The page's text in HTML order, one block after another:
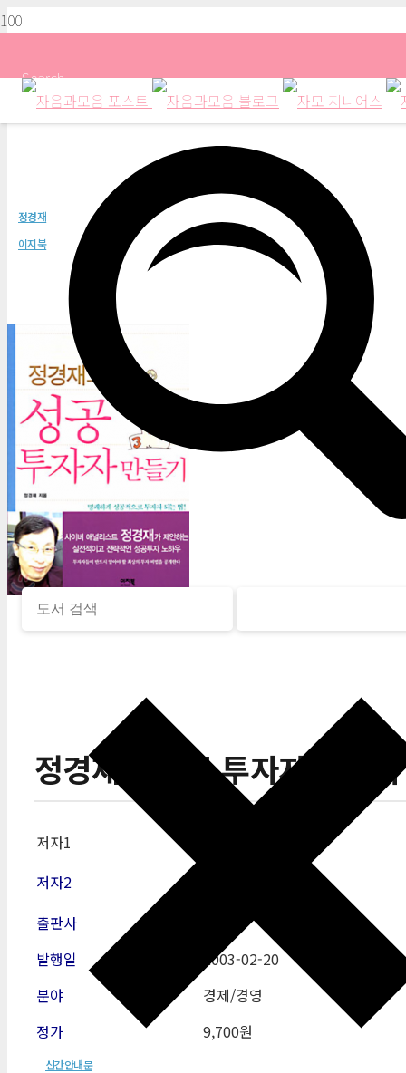
Search
정경재의 성공 투자자 만들기
정경재
이지북
정경재의 성공 투자자 만들기
저자1
저자2
출판사
발행일
2003-02-20
분야
경제/경영
정가
9,700원
신간안내문